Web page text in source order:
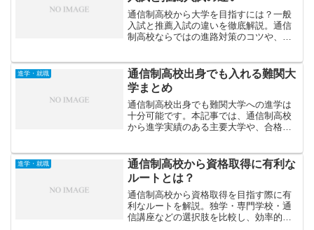
通信制高校から大学を目指すには？一般
入試と推薦入試の違いを徹底解説。通信
制高校ならではの進路対策のコツや、合
進学・就職
通信制高校出身でも入れる難関大
学まとめ
通信制高校出身でも難関大学への進学は
十分可能です。本記事では、通信制高校
から進学実績のある主要大学や、合格す
進学・就職
通信制高校から資格取得に有利な
ルートとは？
通信制高校から資格取得を目指す際に有
利なルートを解説。独学・専門学校・通
信講座などの選択肢を比較し、効率的に